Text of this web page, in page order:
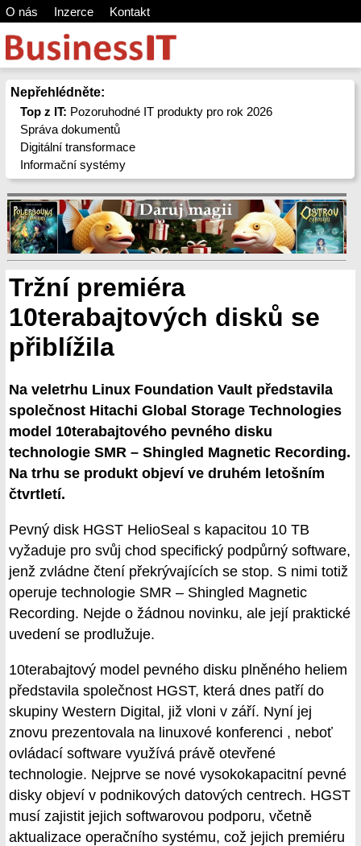
O nás Inzerce Kontakt
Nepřehlédněte:
Top z IT: Pozoruhodné IT produkty pro rok 2026
Správa dokumentů
Digitální transformace
Informační systémy
Tržní premiéra
10terabajtových disků se
přiblížila
Na veletrhu Linux Foundation Vault představila
společnost Hitachi Global Storage Technologies
model 10terabajtového pevného disku
technologie SMR – Shingled Magnetic Recording.
Na trhu se produkt objeví ve druhém letošním
čtvrtletí.
Pevný disk HGST HelioSeal s kapacitou 10 TB
vyžaduje pro svůj chod specifický podpůrný software,
jenž zvládne čtení překrývajících se stop. S nimi totiž
operuje technologie SMR – Shingled Magnetic
Recording. Nejde o žádnou novinku, ale její praktické
uvedení se prodlužuje.
10terabajtový model pevného disku plněného heliem
představila společnost HGST, která dnes patří do
skupiny Western Digital, již vloni v září. Nyní jej
znovu prezentovala na linuxové konferenci , neboť
ovládací software využívá právě otevřené
technologie. Nejprve se nové vysokokapacitní pevné
disky objeví v podnikových datových centrech. HGST
musí zajistit jejich softwarovou podporu, včetně
aktualizace operačního systému, což jejich premiéru